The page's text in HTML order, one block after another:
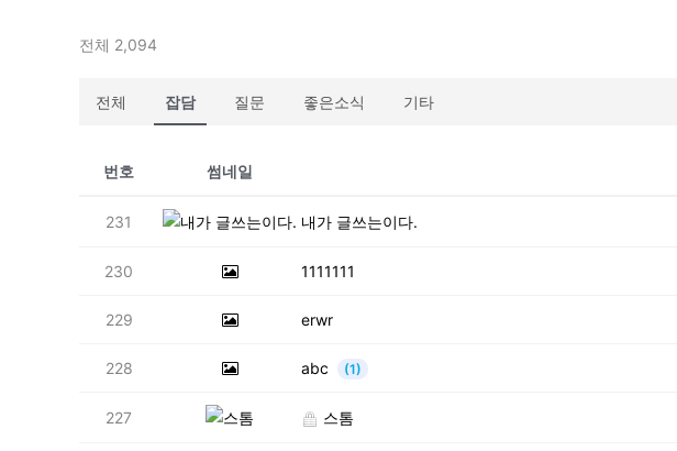
전체 2,094
전체 잡담 질문 좋은소식 기타
번호 썸네일
231 내가 글쓰는이다.
230 1111111
229 erwr
228 abc (1)
227 스톰